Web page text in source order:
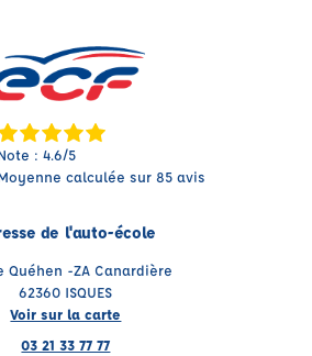
: 4.6/5
calculée sur 85 avis
de l'auto-école
Quéhen -ZA Canardière
62360 ISQUES
Voir sur la carte
03 21 33 77 77